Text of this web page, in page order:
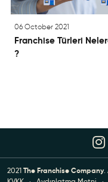
06 October 2021
Franchise Türleri
?
2021 The Franchise Company